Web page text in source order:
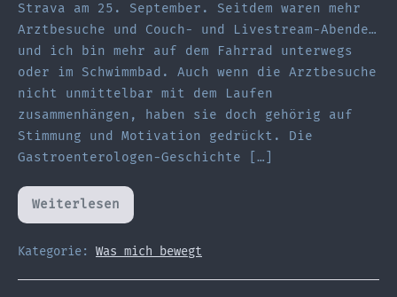
Strava am 25. September. Seitdem waren mehr
Arztbesuche und Couch- und Livestream-Abende…
und ich bin mehr auf dem Fahrrad unterwegs
oder im Schwimmbad. Auch wenn die Arztbesuche
nicht unmittelbar mit dem Laufen
zusammenhängen, haben sie doch gehörig auf
Stimmung und Motivation gedrückt. Die
Gastroenterologen-Geschichte […]
Weiterlesen
Wo
laufen
denn?
Kategorie: Was mich bewegt